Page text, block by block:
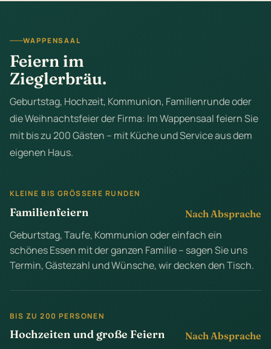
WAPPENSAAL
Feiern im
Zieglerbräu.
Geburtstag, Hochzeit, Kommunion, Familienrunde oder
die Weihnachtsfeier der Firma: Im Wappensaal feiern Sie
mit bis zu 200 Gästen – mit Küche und Service aus dem
eigenen Haus.
KLEINE BIS GRÖSSERE RUNDEN
Familienfeiern Nach Absprache
Geburtstag, Taufe, Kommunion oder einfach ein
schönes Essen mit der ganzen Familie – sagen Sie uns
Termin, Gästezahl und Wünsche, wir decken den Tisch.
BIS ZU 200 PERSONEN
Hochzeiten und große Feiern Nach Absprache